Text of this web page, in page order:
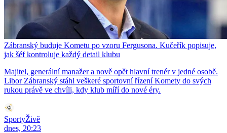
Zábranský buduje Kometu po vzoru Fergusona. Kučeřík popisuje,
jak šéf kontroluje každý detail klubu
Majitel, generální manažer a nově opět hlavní trenér v jedné osobě.
Libor Zábranský stáhl veškeré sportovní řízení Komety do svých
rukou právě ve chvíli, kdy klub míří do nové éry.
SportyŽivě
dnes, 20:23